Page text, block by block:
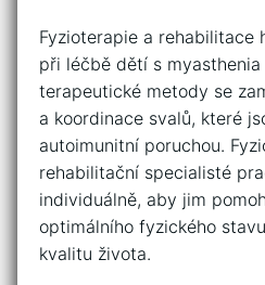
Fyzioterapie a rehabilitace
při léčbě dětí‍ s
terapeutické metody se
a koordinace svalů, které‍
autoimunitní‌ poruchou.⁢
rehabilitační specialisté
individuálně, ⁢aby⁣ jim
optimálního ⁣fyzického
kvalitu života.